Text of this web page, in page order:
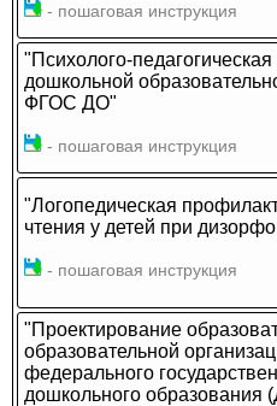
- пошаговая инструкция
"Психолого-
дошкольной
ФГОС ДО"
- пошаговая инструкция
"Логопедическая
чтения у детей при
- пошаговая инструкция
"Проектирование
образовательной
федерального
дошкольного образования